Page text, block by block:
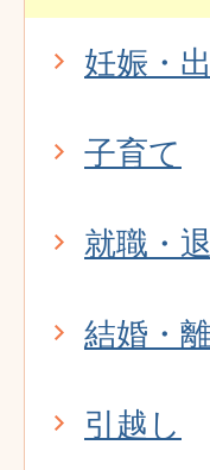
妊娠・
子育て
就職・
結婚・
引越し